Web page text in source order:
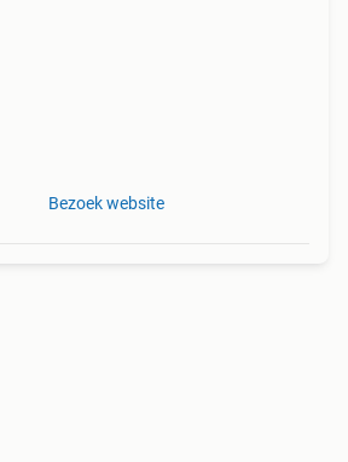
Bezoek website